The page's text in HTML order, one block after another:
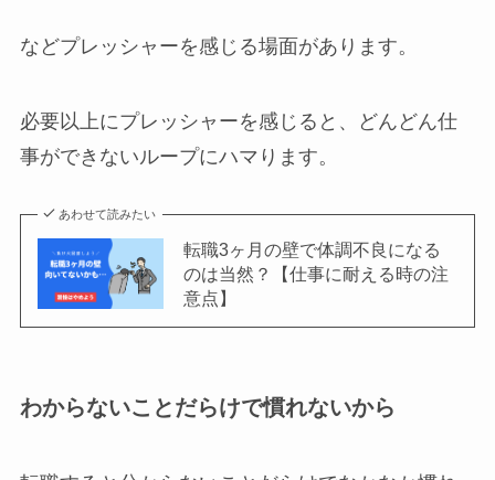
などプレッシャーを感じる場面があります。
必要以上にプレッシャーを感じると、どんどん仕
事ができないループにハマります。
あわせて読みたい
転職3ヶ月の壁で体調不良になる
のは当然？【仕事に耐える時の注
意点】
わからないことだらけで慣れないから